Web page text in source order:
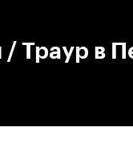
/ Траур в